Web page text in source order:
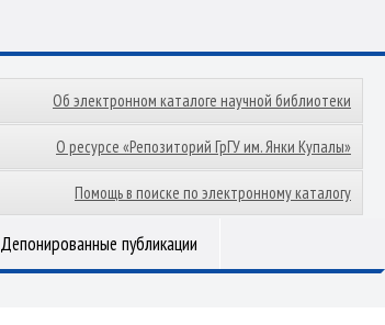
Об электронном каталоге научной библиотеки
О ресурсе «Репозиторий ГрГУ им. Янки Купалы»
Помощь в поиске по электронному каталогу
Депонированные публикации